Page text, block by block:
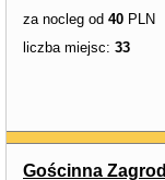
za nocleg od 40 PLN
liczba miejsc: 33
Gościnna